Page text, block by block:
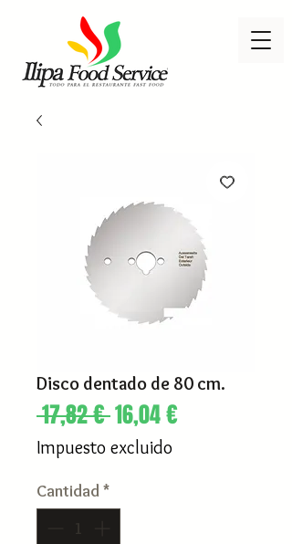
Disco dentado de 80 cm.
17,82 € Precio
16,04 €Precio
Impuesto excluido
Cantidad *